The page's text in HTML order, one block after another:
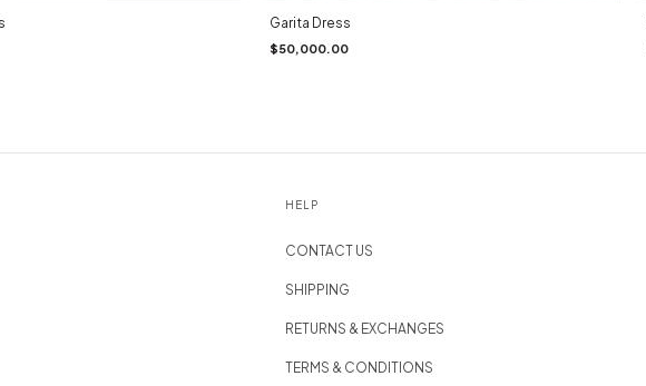
Garita Dress
$50,000.00
HELP
CONTACT US
SHIPPING
RETURNS & EXCHANGES
TERMS & CONDITIONS